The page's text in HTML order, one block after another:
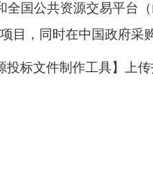
全国公共资源交易平台
目，同时在中国政府采
标文件制作工具】上传